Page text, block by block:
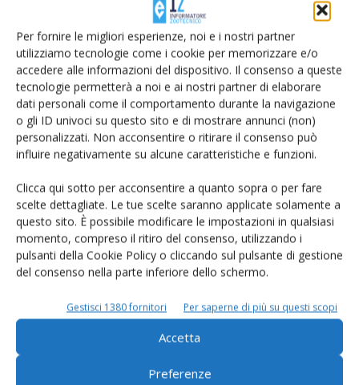
Per fornire le migliori esperienze, noi e i nostri partner
utilizziamo tecnologie come i cookie per memorizzare e/o
accedere alle informazioni del dispositivo. Il consenso a queste
tecnologie permetterà a noi e ai nostri partner di elaborare
dati personali come il comportamento durante la navigazione
o gli ID univoci su questo sito e di mostrare annunci (non)
personalizzati. Non acconsentire o ritirare il consenso può
influire negativamente su alcune caratteristiche e funzioni.
Clicca qui sotto per acconsentire a quanto sopra o per fare
scelte dettagliate. Le tue scelte saranno applicate solamente a
questo sito. È possibile modificare le impostazioni in qualsiasi
momento, compreso il ritiro del consenso, utilizzando i
pulsanti della Cookie Policy o cliccando sul pulsante di gestione
del consenso nella parte inferiore dello schermo.
Gestisci 1380 fornitori Per saperne di più su questi scopi
Accetta
Preferenze
Rimani aggiornato sul mondo
dell’agricoltura
Iscriviti alle nostre newsletter